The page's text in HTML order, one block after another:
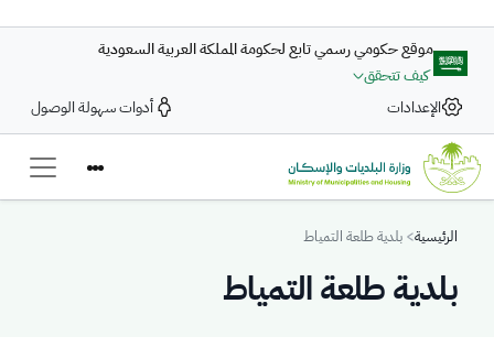
موقع حكومي رسمي تابع لحكومة المملكة العربية السعودية
كيف تتحقق
الإعدادات
أدوات سهولة الوصول
Breadcrumb
الرئيسية بلدية طلعة التمياط
بلدية طلعة التمياط